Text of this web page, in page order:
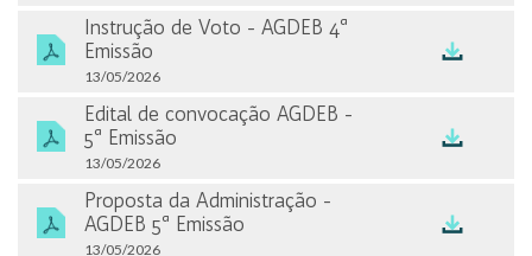
SERVIÇOS
Cobertura de Analistas
Agenda
Fale com RI
Cadastre-se no Mailing
Instrução de Voto - AGDEB 4ª
Emissão
13/05/2026
Edital de convocação AGDEB -
5ª Emissão
13/05/2026
Proposta da Administração -
AGDEB 5ª Emissão
13/05/2026